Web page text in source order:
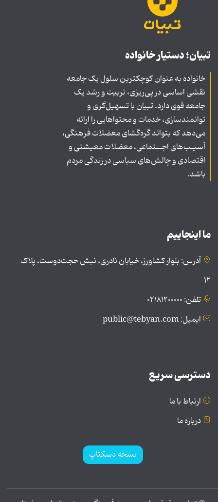
تبیان؛ دستیار خانواده
خانواده به عنوان کوچکترین سلول یک جامعه
نقشی اساسی در پی‌ریزی، تربیت و رشد یک
جامعه قوی دارد. تبیان با تسهیل‌گری و
توانمندسازی، خدمات و محتواهایی را ارائه
می‌دهد که بتواند گره‌گشای معضلات فرهنگی،
آسیـب‌های اجــتماعی، معضلات معیشتی و
اقتصادی و چالش‌های سیاسی در زندگی مردم
باشد.
ما اینجاییم
آدرس: بلوار کشاورز، خیابان نادری، نبش حجت‌دوست، پلاک
۱۲
تلفن: ۰۲۱۸۱۲۰۰۰۰۰
ایمیل: public@tebyan.com
دسترسی سریع
ارتباط با ما
درباره ما
نسخه دسکتاپ